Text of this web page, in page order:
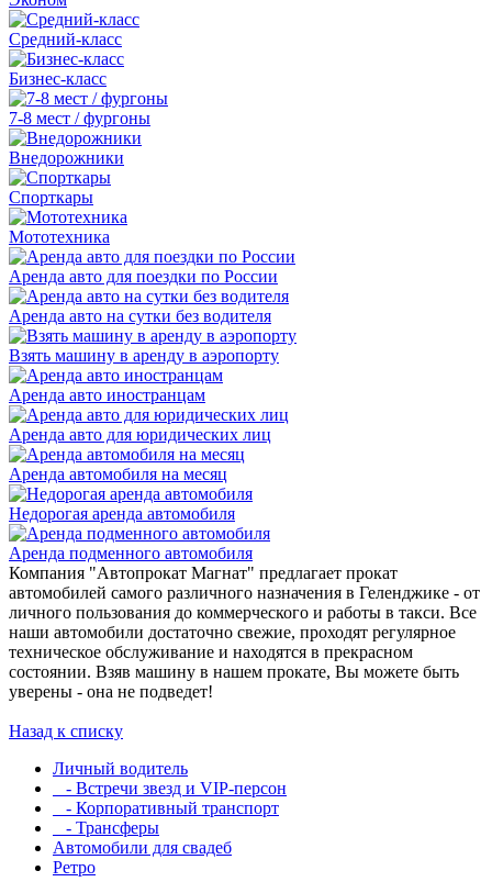
Средний-класс
Бизнес-класс
7-8 мест / фургоны
Внедорожники
Спорткары
Мототехника
Аренда авто для поездки по России
Аренда авто на сутки без водителя
Взять машину в аренду в аэропорту
Аренда авто иностранцам
Аренда авто для юридических лиц
Аренда автомобиля на месяц
Недорогая аренда автомобиля
Аренда подменного автомобиля
Компания "Автопрокат Магнат" предлагает прокат
автомобилей самого различного назначения в Геленджике - от
личного пользования до коммерческого и работы в такси. Все
наши автомобили достаточно свежие, проходят регулярное
техническое обслуживание и находятся в прекрасном
состоянии. Взяв машину в нашем прокате, Вы можете быть
уверены - она не подведет!
Назад к списку
Личный водитель
- Встречи звезд и VIP-персон
- Корпоративный транспорт
- Трансферы
Автомобили для свадеб
Ретро